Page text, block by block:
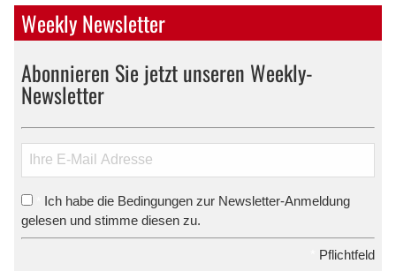
Weekly Newsletter
Abonnieren Sie jetzt unseren Weekly-
Newsletter
Ich habe die Bedingungen zur Newsletter-Anmeldung
gelesen und stimme diesen zu.
Pflichtfeld